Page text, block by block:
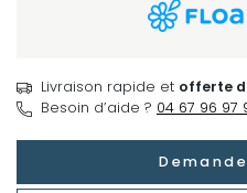
Livraison rapide et offerte
Besoin d’aide ? 04 67 96 97